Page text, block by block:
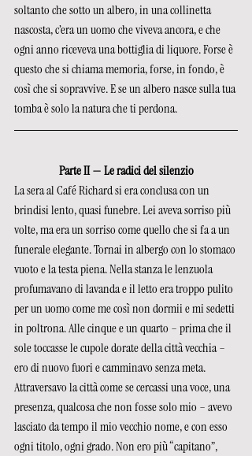
soltanto che sotto un albero, in una collinetta
nascosta, c’era un uomo che viveva ancora, e che
ogni anno riceveva una bottiglia di liquore. Forse è
questo che si chiama memoria, forse, in fondo, è
così che si sopravvive. E se un albero nasce sulla tua
tomba è solo la natura che ti perdona.
Parte II — Le radici del silenzio
La sera al Café Richard si era conclusa con un
brindisi lento, quasi funebre. Lei aveva sorriso più
volte, ma era un sorriso come quello che si fa a un
funerale elegante. Tornai in albergo con lo stomaco
vuoto e la testa piena. Nella stanza le lenzuola
profumavano di lavanda e il letto era troppo pulito
per un uomo come me così non dormii e mi sedetti
in poltrona. Alle cinque e un quarto – prima che il
sole toccasse le cupole dorate della città vecchia –
ero di nuovo fuori e camminavo senza meta.
Attraversavo la città come se cercassi una voce, una
presenza, qualcosa che non fosse solo mio – avevo
lasciato da tempo il mio vecchio nome, e con esso
ogni titolo, ogni grado. Non ero più “capitano”,